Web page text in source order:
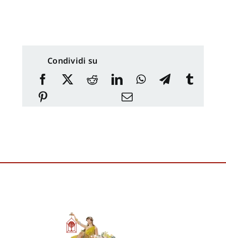
Condividi su